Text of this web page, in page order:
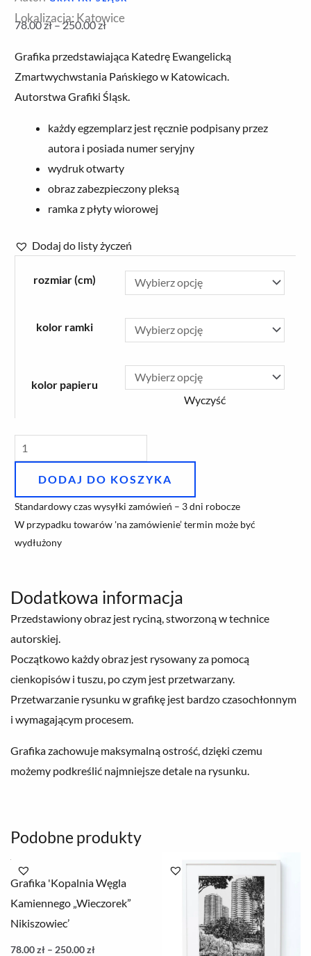
Lokalizacja: Katowice
78.00zł–250.00zł
cen:
od
78.00 zł
250.00 zł
Grafika przedstawiająca Katedrę Ewangelicką
Zmartwychwstania Pańskiego w Katowicach.
Autorstwa Grafiki Śląsk.
każdy egzemplarz jest ręczniе podpisany przez
autora i posiada numer seryjny
wydruk otwarty
obraz zabezpieczony pleksą
ramka z płyty wiorowej
Dodaj do listy życzeń
rozmiar (cm)
kolor ramki
kolor papieru
Wyczyść
Grafika
Ewangelicka
DODAJ DO KOSZYKA
Standardowy czas wysyłki zamówień – 3 dni robocze
W przypadku towarów 'na zamówienie’ termin może być
wydłużony
Dodatkowa informacja
Przedstawiony obraz jest ryciną, stworzoną w technice
autorskiej.
Początkowo każdy obraz jest rysowany za pomocą
cienkopisów i tuszu, po czym jest przetwarzany.
Przetwarzanie rysunku w grafikę jest bardzo czasochłonnym
i wymagającym procesem.
Grafika zachowuje maksymalną ostrość, dzięki czemu
możemy podkreślić najmniejsze detale na rysunku.
Podobne produkty
Grafika 'Kopalnia Węgla
Kamiennego „Wieczorek”
Nikiszowiec’
78.00zł – 250.00zł
od
do
od
78.00 zł
do
250.00 zł